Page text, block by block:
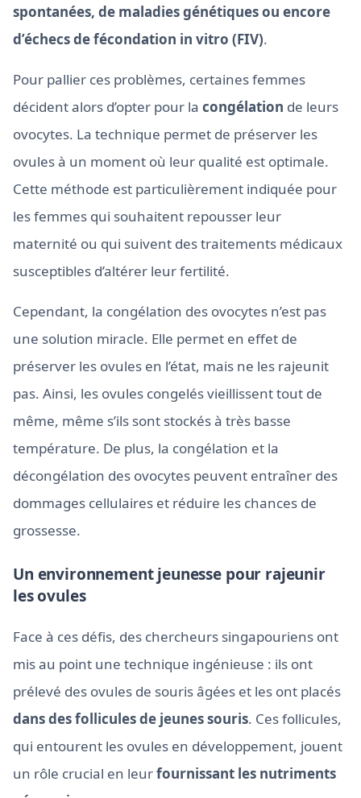
spontanées, de maladies génétiques ou encore
d’échecs de fécondation in vitro (FIV).
Pour pallier ces problèmes, certaines femmes
décident alors d’opter pour la congélation de leurs
ovocytes. La technique permet de préserver les
ovules à un moment où leur qualité est optimale.
Cette méthode est particulièrement indiquée pour
les femmes qui souhaitent repousser leur
maternité ou qui suivent des traitements médicaux
susceptibles d’altérer leur fertilité.
Cependant, la congélation des ovocytes n’est pas
une solution miracle. Elle permet en effet de
préserver les ovules en l’état, mais ne les rajeunit
pas. Ainsi, les ovules congelés vieillissent tout de
même, même s’ils sont stockés à très basse
température. De plus, la congélation et la
décongélation des ovocytes peuvent entraîner des
dommages cellulaires et réduire les chances de
grossesse.
Un environnement jeunesse pour rajeunir
les ovules
Face à ces défis, des chercheurs singapouriens ont
mis au point une technique ingénieuse : ils ont
prélevé des ovules de souris âgées et les ont placés
dans des follicules de jeunes souris. Ces follicules,
qui entourent les ovules en développement, jouent
un rôle crucial en leurfournissant les nutriments